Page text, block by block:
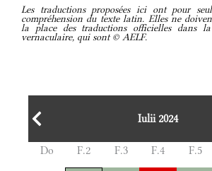
Les traductions proposées ici ont pour
compréhension du texte latin. Elles ne
la place des traductions officielles dans
vernaculaire, qui sont © AELF.
Iulii 2024
Do F.2 F.3 F.4 F.5